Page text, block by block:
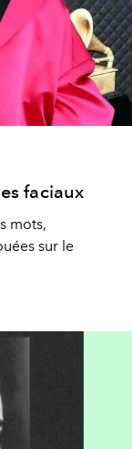
faciaux
mots,
sur le